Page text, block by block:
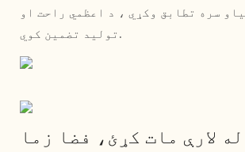
سره تطابق وکړي ، د اعظمي راحت او
تولید تضمین کوي.
لارې مات کړئ، فضا زما